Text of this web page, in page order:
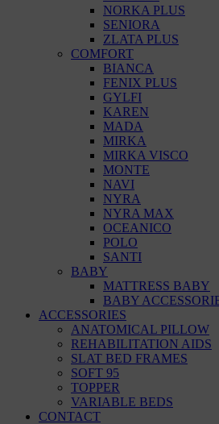
NORKA PLUS
SENIORA
ZLATA PLUS
COMFORT
BIANCA
FENIX PLUS
GYLFI
KAREN
MADA
MIRKA
MIRKA VISCO
MONTE
NAVI
NYRA
NYRA MAX
OCEANICO
POLO
SANTI
BABY
MATTRESS BABY
BABY
ACCESSORIES
ANATOMICAL PILLOW
REHABILITATION AIDS
SLAT BED FRAMES
SOFT 95
TOPPER
VARIABLE BEDS
CONTACT